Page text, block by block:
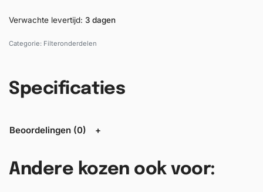
Verwachte levertijd: 3 dagen
Categorie: Filteronderdelen
Specificaties
Beoordelingen (0)
Andere kozen ook voor: